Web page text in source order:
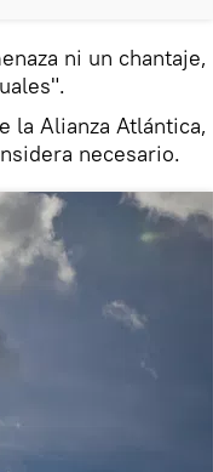
ni un chantaje,
la Alianza Atlántica,
necesario.